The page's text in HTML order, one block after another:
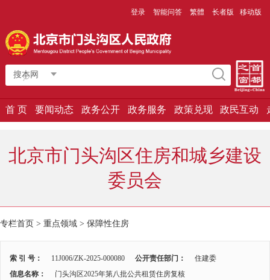
登录 智能问答 繁體 长者版 移动版
搜本网
首 页 要闻动态 政务公开 政务服务 政策兑现 政民互动
北京市门头沟区住房和城乡建设
委员会
专栏首页 > 重点领域 > 保障性住房
索 引 号： 11J006/ZK-2025-000080 公开责任部门：
住建委
信息名称：
门头沟区2025年第八批公共租赁住房复核